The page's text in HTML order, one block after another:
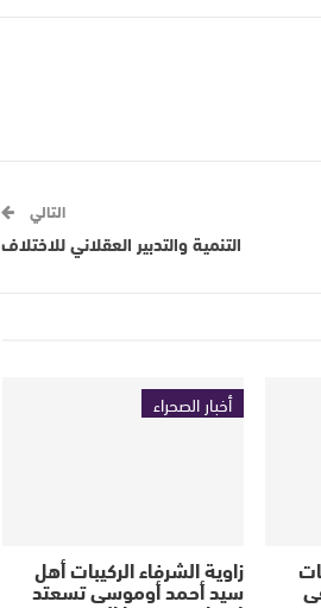
التالي
التنمية والتدبير العقلاني للاختلاف
أخبار الصحراء
زاوية الشرفاء الركيبات أهل
سيد أحمد أوموسى تسعتد